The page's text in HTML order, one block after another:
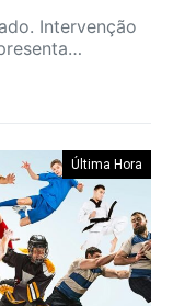
Intervenção
Última Hora